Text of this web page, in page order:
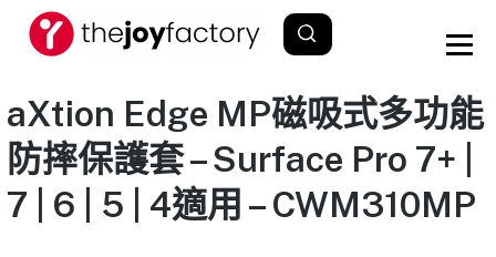
aXtion Edge MP磁吸式多功能
防摔保護套 – Surface Pro 7+ |
7 | 6 | 5 | 4適用 – CWM310MP